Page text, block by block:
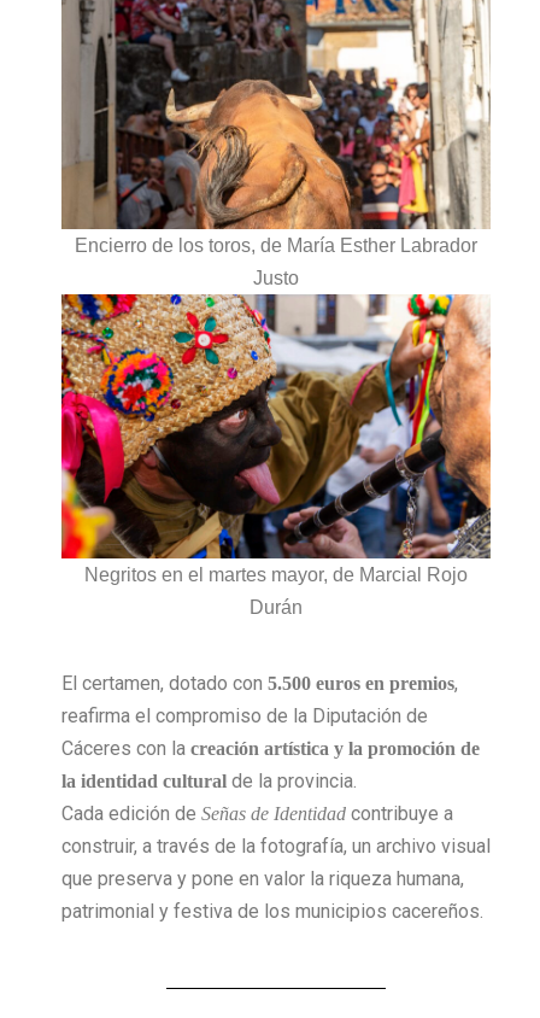
Encierro de los toros, de María Esther Labrador
Justo
Negritos en el martes mayor, de Marcial Rojo
Durán
El certamen, dotado con 5.500 euros en premios,
reafirma el compromiso de la Diputación de
Cáceres con la creación artística y la promoción de
la identidad cultural de la provincia.
Cada edición de Señas de Identidad contribuye a
construir, a través de la fotografía, un archivo visual
que preserva y pone en valor la riqueza humana,
patrimonial y festiva de los municipios cacereños.